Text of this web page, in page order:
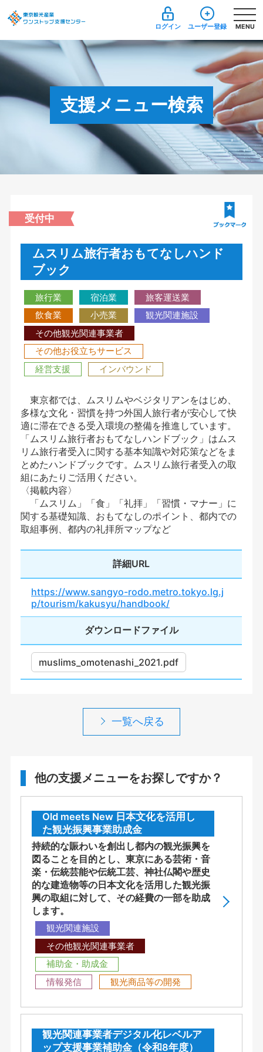
ログイン ユーザー登録 MENU
支援メニュー検索
受付中
ムスリム旅行者おもてなしハンド
ブック
旅行業 宿泊業
旅客運送業
飲食業
小売業
観光関連施設
その他観光関連事業者
その他お役立ちサービス
経営支援
インバウンド
東京都では、ムスリムやベジタリアンをはじめ、
多様な文化・習慣を持つ外国人旅行者が安心して快
適に滞在できる受入環境の整備を推進しています。
「ムスリム旅行者おもてなしハンドブック」はムス
リム旅行者受入に関する基本知識や対応策などをま
とめたハンドブックです。ムスリム旅行者受入の取
組にあたりご活用ください。
〈掲載内容〉
「ムスリム」「食」「礼拝」「習慣・マナー」に
関する基礎知識、おもてなしのポイント、都内での
取組事例、都内の礼拝所マップなど
詳細URL
https://www.sangyo-rodo.metro.tokyo.lg.j
p/tourism/kakusyu/handbook/
ダウンロードファイル
muslims_omotenashi_2021.pdf
一覧へ戻る
他の支援メニューをお探しですか？
Old meets New 日本文化を活用し
た観光振興事業助成金
持続的な賑わいを創出し都内の観光振興を
図ることを目的とし、東京にある芸術・音
楽・伝統芸能や伝統工芸、神社仏閣や歴史
的な建造物等の日本文化を活用した観光振
興の取組に対して、その経費の一部を助成
します。
観光関連施設
その他観光関連事業者
補助金・助成金
情報発信
観光商品等の開発
観光関連事業者デジタル化レベルア
ップ支援事業補助金（令和8年度）